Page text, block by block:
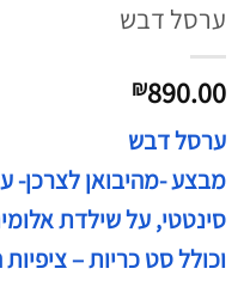
ערסל דבש
₪890.00
ערסל דבש
מבצע -מהיבואן לצרכן-
סינטטי, על שילדת
וכולל סט כריות –